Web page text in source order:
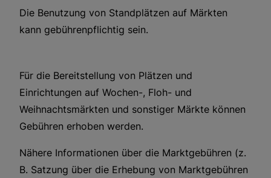
Die Benutzung von Standplätzen auf Märkten
kann gebührenpflichtig sein.
Für die Bereitstellung von Plätzen und
Einrichtungen auf Wochen-, Floh- und
Weihnachtsmärkten und sonstiger Märkte können
Gebühren erhoben werden.
Nähere Informationen über die Marktgebühren (z.
B. Satzung über die Erhebung von Marktgebühren